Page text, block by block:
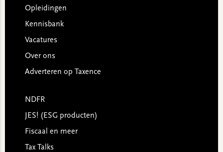
Opleidingen
Kennisbank
Vacatures
Over ons
Adverteren op Taxence
NDFR
JES! (ESG producten)
Fiscaal en meer
Tax Talks